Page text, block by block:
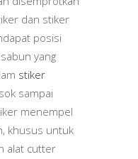
dan stiker
posisi
yang
stiker
sampai
menempel
khusus untuk
alat cutter